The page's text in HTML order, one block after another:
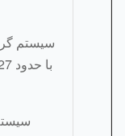
سیستم
سیستم